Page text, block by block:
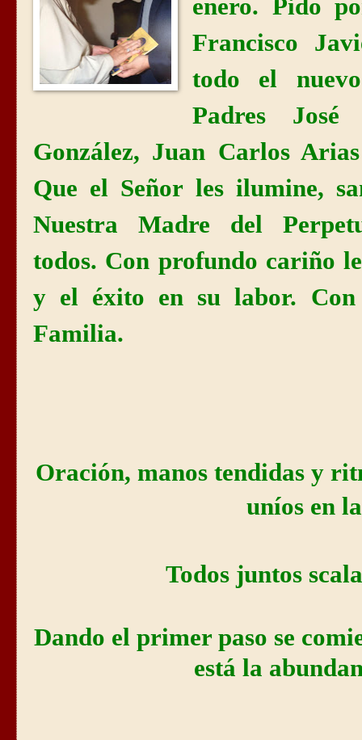
enero. Pido
Francisco
todo el
Padres
González, Juan Carlos
Que el Señor les ilumine,
Nuestra Madre del
todos. Con profundo cariño
y el éxito en su labor. Con
Familia.
Oración, manos tendidas y
uníos en
Todos juntos
Dando el primer paso se
está la